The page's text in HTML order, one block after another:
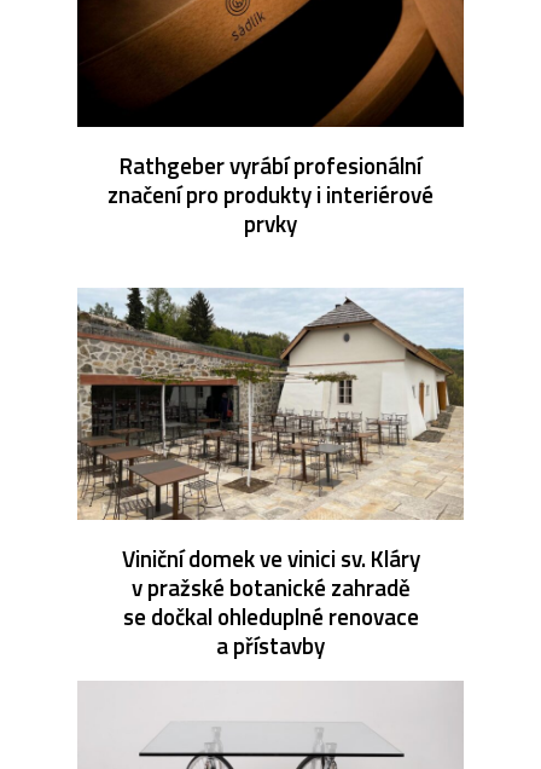
Rathgeber vyrábí profesionální
značení pro produkty i interiérové
prvky
Viniční domek ve vinici sv. Kláry
v pražské botanické zahradě
se dočkal ohleduplné renovace
a přístavby